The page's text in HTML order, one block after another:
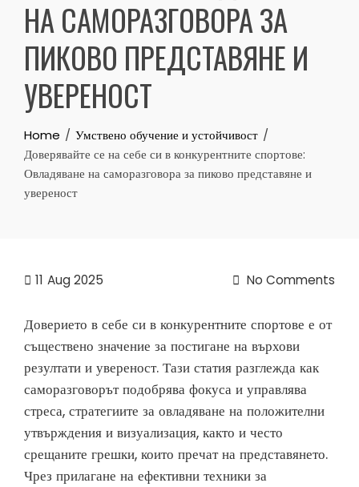
НА САМОРАЗГОВОРА ЗА
ПИКОВО ПРЕДСТАВЯНЕ И
УВЕРЕНОСТ
Home
Умствено обучение и устойчивост
Доверявайте се на себе си в конкурентните спортове:
Овладяване на саморазговора за пиково представяне и
увереност
11 Aug 2025 No Comments
Доверието в себе си в конкурентните спортове е от
съществено значение за постигане на върхови
резултати и увереност. Тази статия разглежда как
саморазговорът подобрява фокуса и управлява
стреса, стратегиите за овладяване на положителни
утвърждения и визуализация, както и често
срещаните грешки, които пречат на представянето.
Чрез прилагане на ефективни техники за